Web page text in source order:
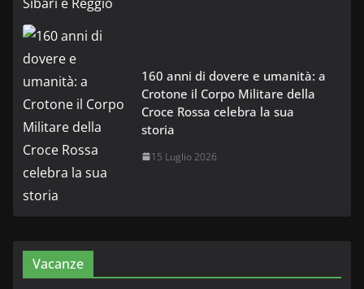
160 anni di dovere e umanità: a
Crotone il Corpo Militare della
Croce Rossa celebra la sua
storia
15 Luglio 2026
Vacanze